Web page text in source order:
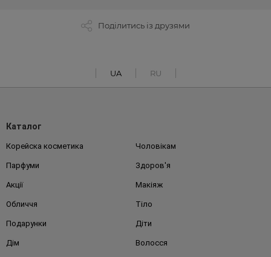
Поділитись із друзями
UA RU
Каталог
Корейска косметика Чоловікам
Парфуми Здоров'я
Акції Макіяж
Обличчя Тіло
Подарунки Діти
Дім Волосся